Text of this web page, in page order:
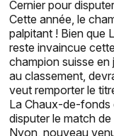
Cernier pour
Cette année, le
palpitant ! Bien que
reste invaincue
champion suisse en
au classement,
veut remporter le
La Chaux-de-fonds
disputer le match
Nyon, nouveau